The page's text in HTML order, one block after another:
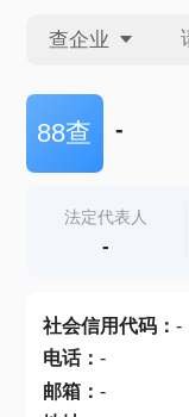
查企业
查企业
查产地
88查 -
法定代表人
-
社会信用代码： -
电话： -
邮箱： -